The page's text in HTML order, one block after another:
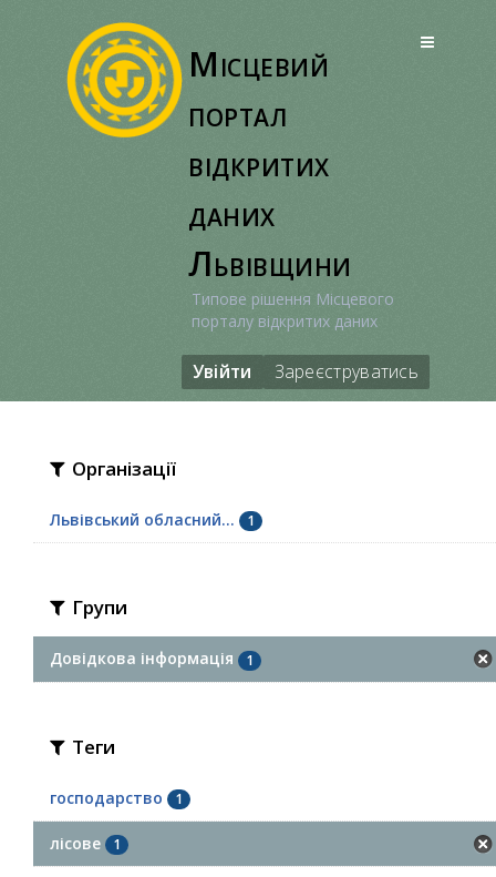
Місцевий
портал
відкритих
даних
Львівщини
Типове рішення Місцевого
порталу відкритих даних
Увійти Зареєструватись
Організації
Львівський обласний... 1
Групи
Довідкова інформація 1
Теги
господарство 1
лісове 1